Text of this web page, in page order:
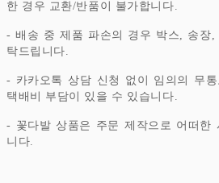
한 경우 교환/반품이 불가합니다.
- 배송 중 제품 파손의 경우 박스, 송장,
탁드립니다.
- 카카오톡 상담 신청 없이 임의의 무
택배비 부담이 있을 수 있습니다.
- 꽃다발 상품은 주문 제작으로 어떠한
니다.